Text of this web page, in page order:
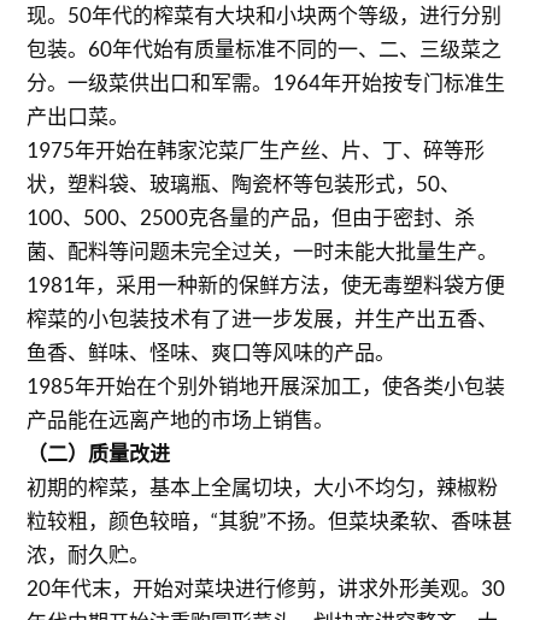
现。50年代的榨菜有大块和小块两个等级，进行分别
包装。60年代始有质量标准不同的一、二、三级菜之
分。一级菜供出口和军需。1964年开始按专门标准生
产出口菜。
1975年开始在韩家沱菜厂生产丝、片、丁、碎等形
状，塑料袋、玻璃瓶、陶瓷杯等包装形式，50、
100、500、2500克各量的产品，但由于密封、杀
菌、配料等问题未完全过关，一时未能大批量生产。
1981年，采用一种新的保鲜方法，使无毒塑料袋方便
榨菜的小包装技术有了进一步发展，并生产出五香、
鱼香、鲜味、怪味、爽口等风味的产品。
1985年开始在个别外销地开展深加工，使各类小包装
产品能在远离产地的市场上销售。
（二）质量改进
初期的榨菜，基本上全属切块，大小不均匀，辣椒粉
粒较粗，颜色较暗，“其貌”不扬。但菜块柔软、香味甚
浓，耐久贮。
20年代末，开始对菜块进行修剪，讲求外形美观。30